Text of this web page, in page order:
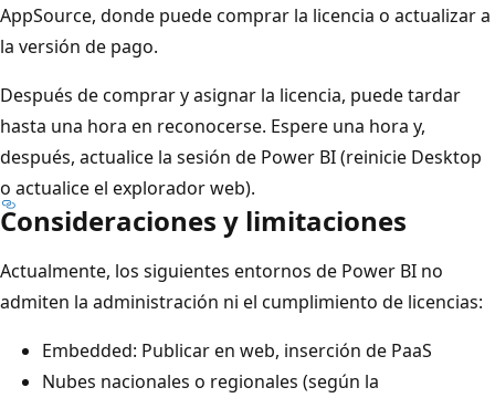
AppSource, donde puede comprar la licencia o actualizar a
la versión de pago.
Después de comprar y asignar la licencia, puede tardar
hasta una hora en reconocerse. Espere una hora y,
después, actualice la sesión de Power BI (reinicie Desktop
o actualice el explorador web).
Consideraciones y limitaciones
Actualmente, los siguientes entornos de Power BI no
admiten la administración ni el cumplimiento de licencias:
Embedded: Publicar en web, inserción de PaaS
Nubes nacionales o regionales (según la